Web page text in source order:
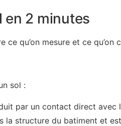
en 2 minutes
qu’on mesure et ce qu’on
sol :
par un contact direct avec
la structure du batiment et